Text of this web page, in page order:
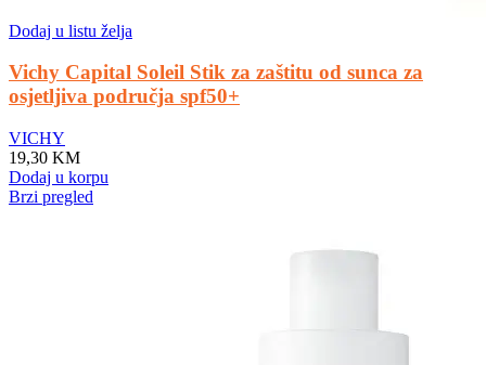
Dodaj u listu želja
Vichy Capital Soleil Stik za zaštitu od sunca za
osjetljiva područja spf50+
VICHY
19,30 KM
Dodaj u korpu
Brzi pregled